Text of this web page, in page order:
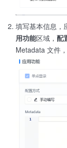
填写基本信息，
用功能区域， 配
Metadata 文件